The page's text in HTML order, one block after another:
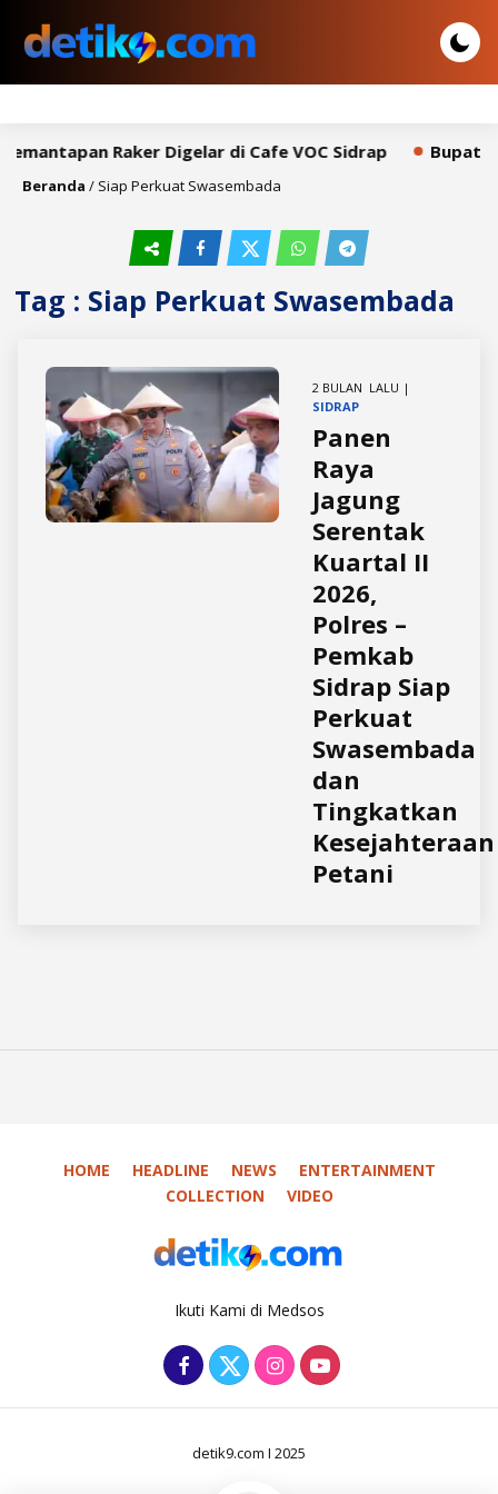
Raker Digelar di Cafe VOC Sidrap Bupati
Beranda / Siap Perkuat Swasembada
Tag : Siap Perkuat Swasembada
2 BULAN LALU |
SIDRAP
Panen
Raya
Jagung
Serentak
Kuartal II
2026,
Polres –
Pemkab
Sidrap Siap
Perkuat
Swasembada
dan
Tingkatkan
Kesejahteraan
Petani
HOME HEADLINE NEWS
ENTERTAINMENT
COLLECTION
VIDEO
Ikuti Kami di Medsos
detik9.com I 2025